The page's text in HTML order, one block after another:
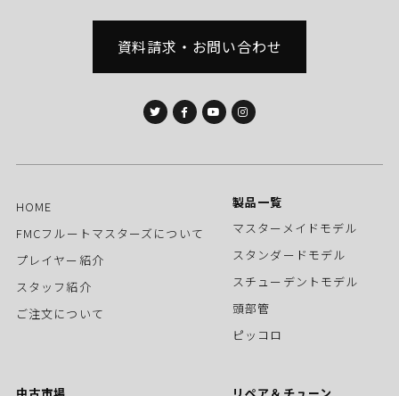
は、委託者が個人情報を入手した際、本人の同意を
得た上で、適法かつ公正な手段によって収集したも
のであることを確認します。
法令及びその他の規範について
本人からの個人情報の取扱いに関するお問い合わせに
は、妥当な範囲において、すみやかな対応に努めます。
このページの内容に関するご質問及びお客様がご自身の
個人情報についてご確認されたい場合には、【TEL：
】までお問い合わせください。
資料請求・お問い合わせ
HOME
FMCフルートマスターズについて
プレイヤー紹介
スタッフ紹介
ご注文について
製品一覧
マスターメイドモデル
スタンダードモデル
スチューデントモデル
頭部管
ピッコロ